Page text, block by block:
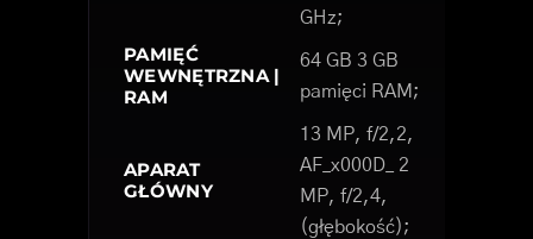
GHz;
PAMIĘĆ
WEWNĘTRZNA |
RAM
64 GB 3 GB
pamięci RAM;
APARAT
GŁÓWNY
13 MP, f/2,2,
AF_x000D_ 2
MP, f/2,4,
(głębokość);